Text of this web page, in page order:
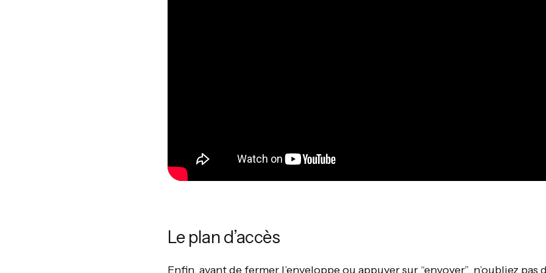
Le plan d’accès
Enfin, avant de fermer l’enveloppe ou appuyer sur “envoyer”, n’oubliez